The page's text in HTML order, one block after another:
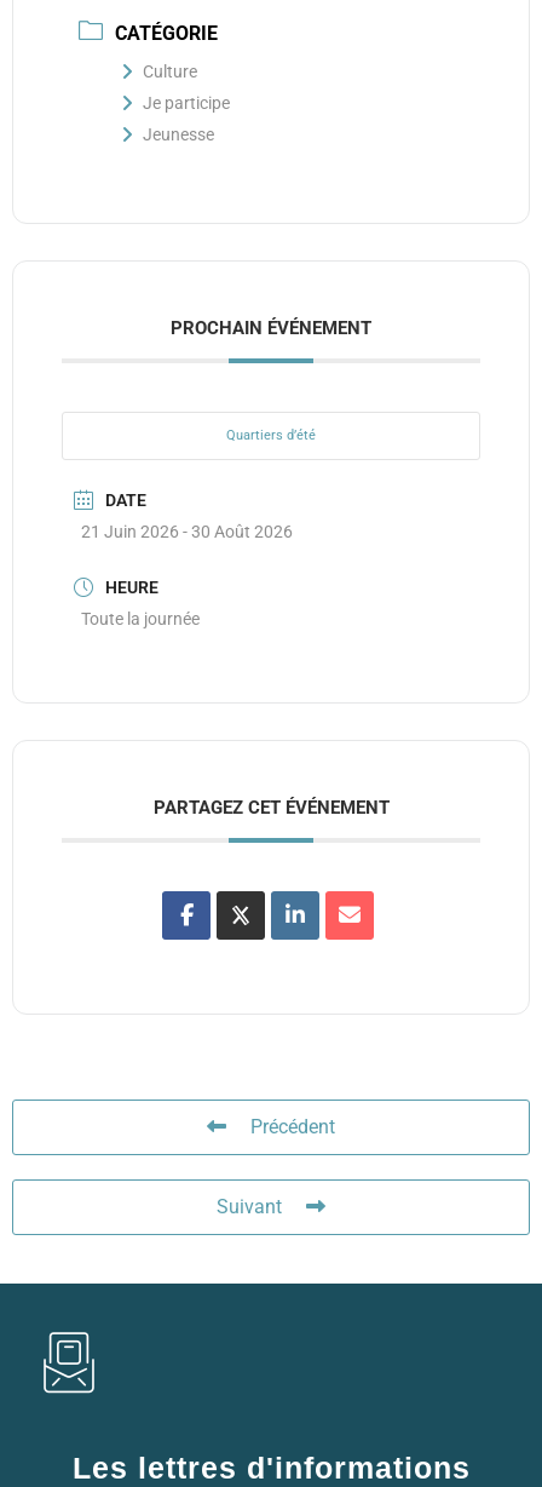
CATÉGORIE
Culture
Je participe
Jeunesse
PROCHAIN ÉVÉNEMENT
Quartiers d’été
DATE
21 Juin 2026 - 30 Août 2026
HEURE
Toute la journée
PARTAGEZ CET ÉVÉNEMENT
Précédent
Suivant
Les lettres d'informations